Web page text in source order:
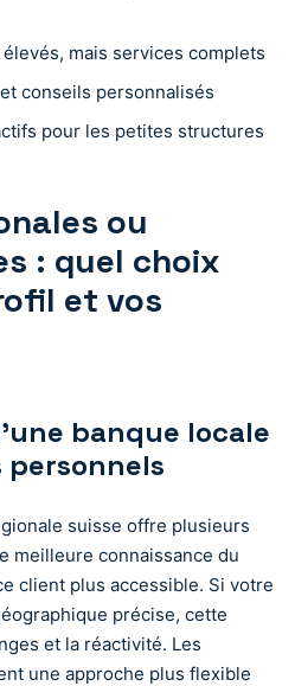
mais services complets
conseils personnalisés
pour les petites structures
ou
: quel choix
et vos
banque locale
suisse offre plusieurs
meilleure connaissance du
client plus accessible. Si votre
précise, cette
et la réactivité. Les
une approche plus flexible